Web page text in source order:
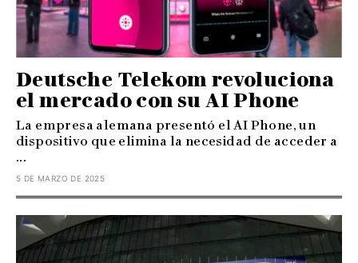
Deutsche Telekom revoluciona
el mercado con su AI Phone
La empresa alemana presentó el AI Phone, un
dispositivo que elimina la necesidad de acceder a
...
5 DE MARZO DE 2025